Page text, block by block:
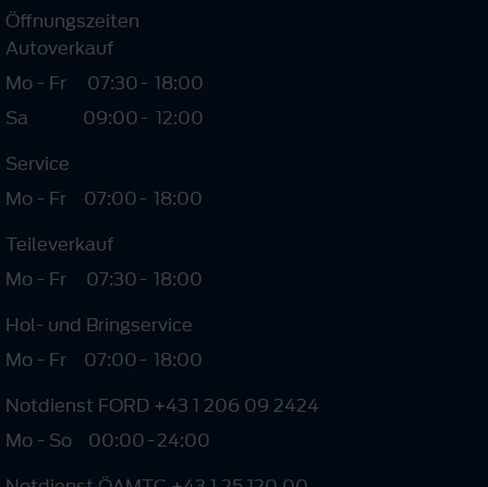
Öffnungszeiten
Autoverkauf
Mo - Fr
07:30- 18:00
Sa
09:00- 12:00
Service
Mo - Fr
07:00- 18:00
Teileverkauf
Mo - Fr
07:30- 18:00
Hol- und Bringservice
Mo - Fr
07:00- 18:00
Notdienst FORD +43 1 206 09 2424
Mo - So
00:00-24:00